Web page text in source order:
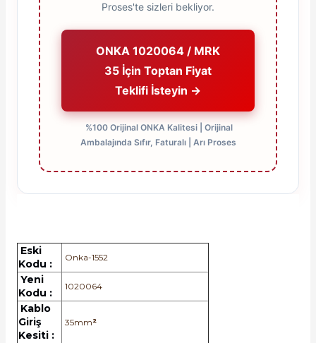
Proses'te sizleri bekliyor.
ONKA 1020064 / MRK
35 İçin Toptan Fiyat
Teklifi İsteyin →
%100 Orijinal ONKA Kalitesi | Orijinal
Ambalajında Sıfır, Faturalı | Arı Proses
Eski
Kodu :
Onka-1552
Yeni
Kodu :
1020064
Kablo
Giriş
Kesiti :
35mm²